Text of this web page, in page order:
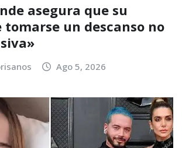
asegura que su
tomarse un descanso no
Ago 5, 2026